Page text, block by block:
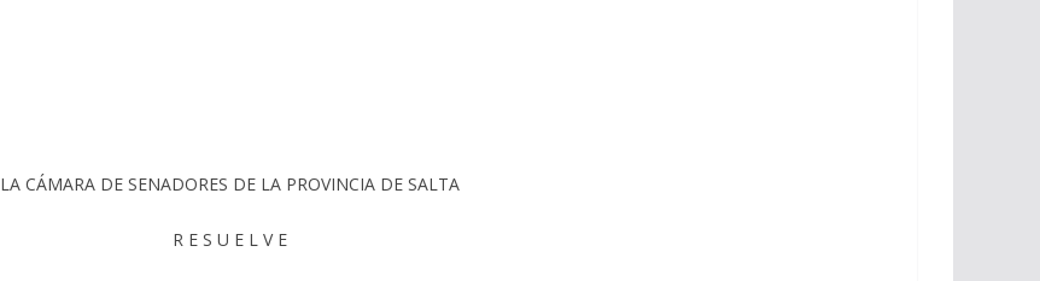
LA CÁMARA DE SENADORES DE LA PROVINCIA DE SALTA
R E S U E L V E